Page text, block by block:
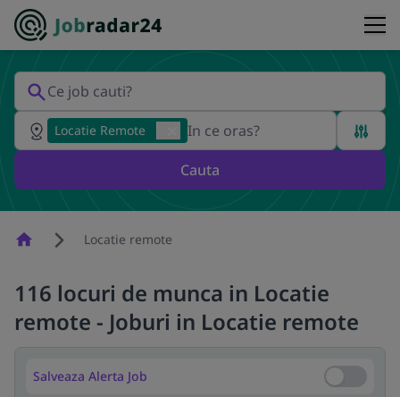
Locatie Remote
Cauta
HomepageLocatie remote
116 locuri de munca in Locatie
remote - Joburi in Locatie remote
Salveaza Alerta Job Salveaza